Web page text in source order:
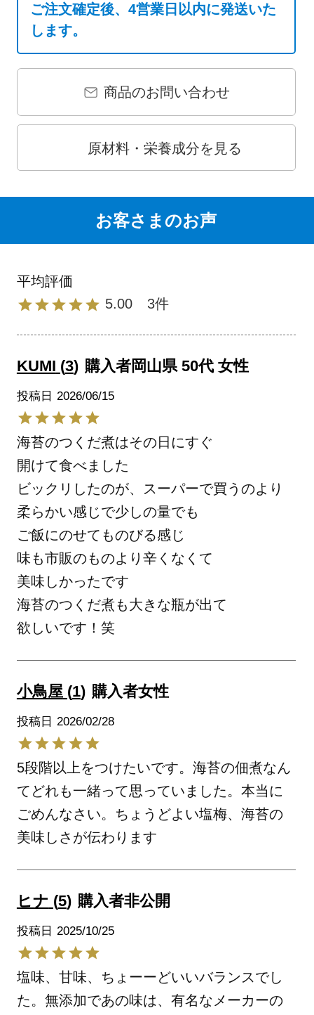
ご注文確定後、4営業日以内に発送いた
します。
商品のお問い合わせ
原材料・栄養成分を見る
お客さまのお声
5.00 3
KUMI 3 購入者岡山県 50代 女性
投稿日 2026/06/15
海苔のつくだ煮はその日にすぐ
開けて食べました
ビックリしたのが、スーパーで買うのより
柔らかい感じで少しの量でも
ご飯にのせてものびる感じ
味も市販のものより辛くなくて
美味しかったです
海苔のつくだ煮も大きな瓶が出て
欲しいです！笑
小鳥屋 1 購入者女性
投稿日 2026/02/28
5段階以上をつけたいです。海苔の佃煮なん
てどれも一緒って思っていました。本当に
ごめんなさい。ちょうどよい塩梅、海苔の
美味しさが伝わります
ヒナ 5 購入者非公開
投稿日 2025/10/25
塩味、甘味、ちょーーどいいバランスでし
た。無添加であの味は、有名なメーカーの